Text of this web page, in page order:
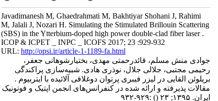
Javadimanesh M, Ghaedrahmati M, Bakhtiyar Shohani J, Rahimi
M, Jalali J, Nozari H. Simulating the Stimulated Brillouin Scattering
(SBS) in the Ytterbium-doped high power double-clad fiber laser .
ICOP & ICPET _ INPC _ ICOFS 2017; 23 :929-932
URL:http://opsi.ir/article-1-1189-fa.html
جوادی منش مسلم، قائدرحمتی مهدی، بختیارشوهانی جعفر،
رحیمی مجتبی، جلالی جلال، نوذری هادی. شبیه‌سازی پراکندگی
بریلوئن القایی در لیزر فیبری پرتوان دوغلافی آلائیده با ایتربیوم .
مقالات پذیرفته و ارائه شده در کنفرانس‌های انجمن اپتیک و فوتونیک
ایران. ۱۳۹۵; ۲۳
() :۹۲۹-۹۳۲